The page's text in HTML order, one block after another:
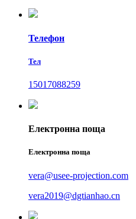
Телефон
Тел
15017088259
Електронна поща
Електронна поща
vera@usee-projection.com
vera2019@dgtianhao.cn